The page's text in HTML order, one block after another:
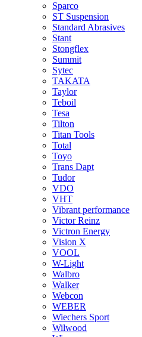
Sparco
ST Suspension
Standard Abrasives
Stant
Stongflex
Summit
Sytec
TAKATA
Taylor
Teboil
Tesa
Tilton
Titan Tools
Total
Toyo
Trans Dapt
Tudor
VDO
VHT
Vibrant performance
Victor Reinz
Victron Energy
Vision X
VOOL
W-Light
Walbro
Walker
Webcon
WEBER
Wiechers Sport
Wilwood